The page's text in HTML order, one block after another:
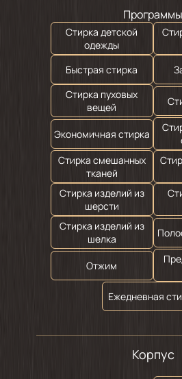
Программы
Стирка детской
одежды
Быстрая стирка
Стирка пуховых
вещей
Экономичная стирка
Стирка смешанных
тканей
Стирка изделий из
шерсти
Стирка изделий из
шелка
Отжим
Ежедневная
Корпус